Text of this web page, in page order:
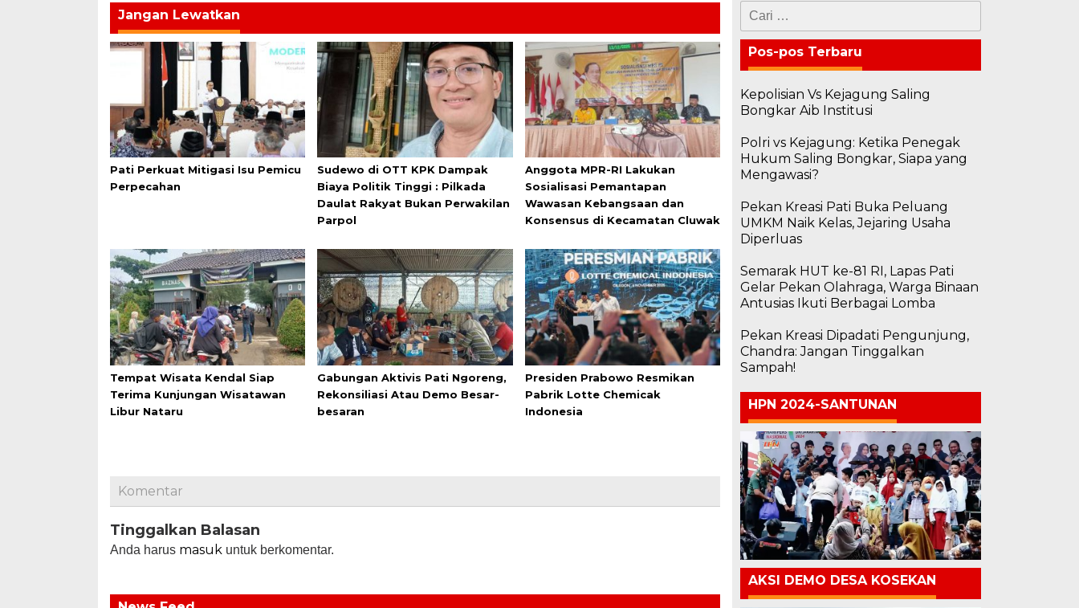
Jangan Lewatkan
Pati Perkuat Mitigasi Isu Pemicu
Perpecahan
Sudewo di OTT KPK Dampak
Biaya Politik Tinggi : Pilkada
Daulat Rakyat Bukan Perwakilan
Parpol
Anggota MPR-RI Lakukan
Sosialisasi Pemantapan
Wawasan Kebangsaan dan
Konsensus di Kecamatan Cluwak
Tempat Wisata Kendal Siap
Terima Kunjungan Wisatawan
Libur Nataru
Gabungan Aktivis Pati Ngoreng,
Rekonsiliasi Atau Demo Besar-
besaran
Presiden Prabowo Resmikan
Pabrik Lotte Chemicak
Indonesia
Komentar
Tinggalkan Balasan
Anda harus masuk untuk berkomentar.
Cari
untuk:
Pos-pos Terbaru
Kepolisian Vs Kejagung Saling
Bongkar Aib Institusi
Polri vs Kejagung: Ketika Penegak
Hukum Saling Bongkar, Siapa yang
Mengawasi?
Pekan Kreasi Pati Buka Peluang
UMKM Naik Kelas, Jejaring Usaha
Diperluas
Semarak HUT ke-81 RI, Lapas Pati
Gelar Pekan Olahraga, Warga Binaan
Antusias Ikuti Berbagai Lomba
Pekan Kreasi Dipadati Pengunjung,
Chandra: Jangan Tinggalkan
Sampah!
HPN 2024-SANTUNAN
AKSI DEMO DESA KOSEKAN